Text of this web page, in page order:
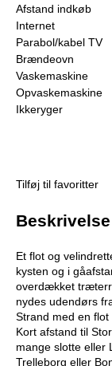
Afstand indkøb
Internet
Parabol/kabel TV
Brændeovn
Vaskemaskine
Opvaskemaskine
Ikkeryger
Tilføj til favoritter
Beskrivelse
Et flot og
kysten og i
overdækket
nydes udendørs
Strand med en
Kort afstand til
mange slotte eller
Trelleborg eller